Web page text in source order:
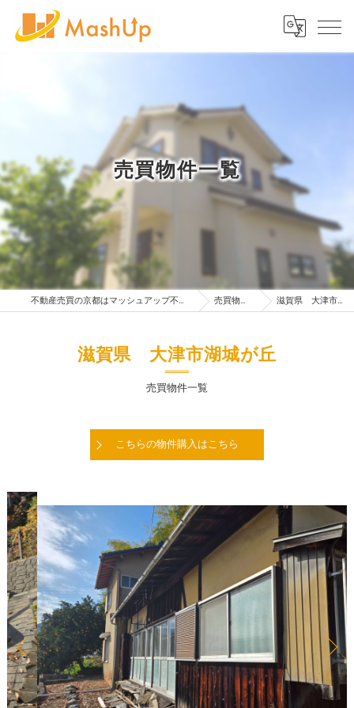
売買物件一覧
不動産売買の京都はマッシュアップ不動産販売株式会社 売買物件一覧 滋賀県 大津市湖城が丘
売買物件一覧
滋賀県 大津市湖城が丘
こちらの物件購入はこちら